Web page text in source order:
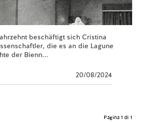
beschäftigt sich Cristina
die es an die Lagune
der Bienn...
20/08/2024
Pagina 1 di 1